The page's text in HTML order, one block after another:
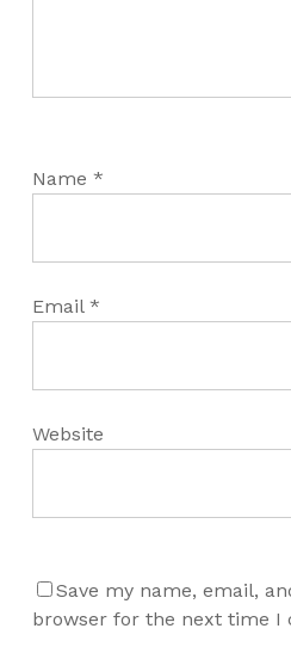
Name *
Email *
Website
Save my name, email,
browser for the next time I